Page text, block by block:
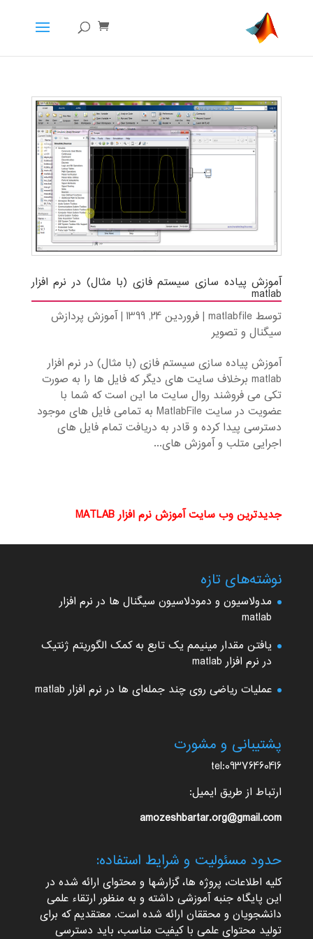
آموزش پیاده سازی سیستم فازی (با مثال) در نرم افزار
matlab
توسطmatlabfile
|فروردین 24, 1399 |آموزش پردازش
سیگنال و تصویر
آموزش پیاده سازی سیستم فازی (با مثال) در نرم افزار
matlab برخلاف سایت های دیگر که فایل ها را به صورت
تکی می فروشند روال سایت ما این است که شما با
عضویت در سایت MatlabFile به تمامی فایل های موجود
دسترسی پیدا کرده و قادر به دریافت تمام فایل های
اجرایی متلب و آموزش های...
جدیدترین وب سایت آموزش نرم افزار MATLAB
نوشته‌های تازه
مدولاسیون و دمودلاسیون سیگنال ها در نرم افزار
matlab
یافتن مقدار مینیمم یک تابع به کمک الگوریتم ژنتیک
در نرم افزار matlab
عملیات ریاضی روی چند جمله‌ای ها در نرم افزار matlab
پشتیبانی و مشورت
tel:09376460416
ارتباط از طریق ایمیل:
amozeshbartar.org@gmail.com
حدود مسئولیت و شرایط استفاده:
کلیه اطلاعات، پروژه ها، گزارشها و محتوای ارائه شده در
این پایگاه جنبه آموزشی داشته و به منظور ارتقاء علمی
دانشجویان و محققان ارائه شده است. معتقدیم که برای
تولید محتوای علمی با کیفیت مناسب، باید دسترسی